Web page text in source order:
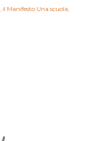
il Manifesto Una scuola